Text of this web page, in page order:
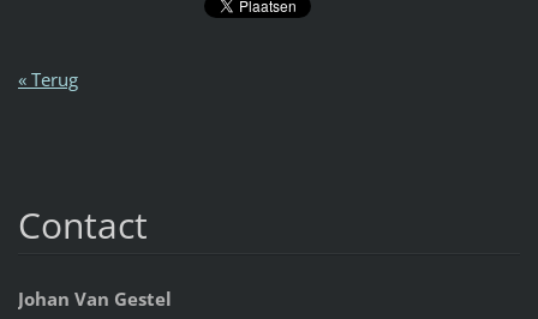
« Terug
Contact
Johan Van Gestel